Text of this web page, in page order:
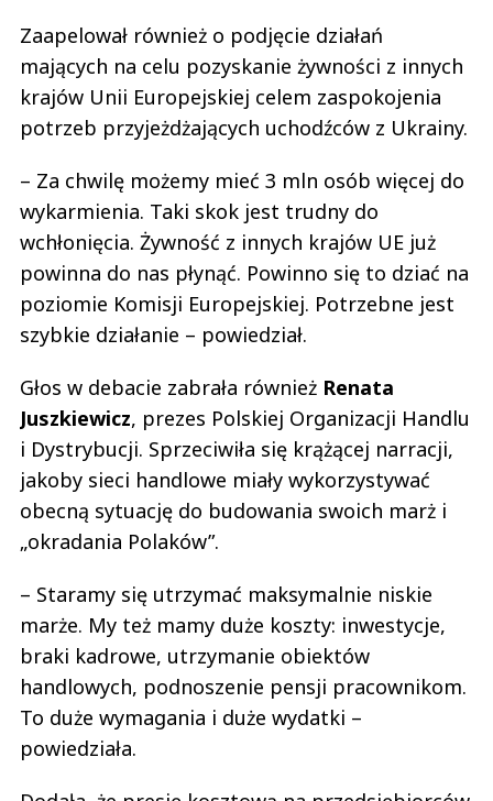
Zaapelował również o podjęcie działań
mających na celu pozyskanie żywności z innych
krajów Unii Europejskiej celem zaspokojenia
potrzeb przyjeżdżających uchodźców z Ukrainy.
– Za chwilę możemy mieć 3 mln osób więcej do
wykarmienia. Taki skok jest trudny do
wchłonięcia. Żywność z innych krajów UE już
powinna do nas płynąć. Powinno się to dziać na
poziomie Komisji Europejskiej. Potrzebne jest
szybkie działanie – powiedział.
Głos w debacie zabrała również Renata
Juszkiewicz, prezes Polskiej Organizacji Handlu
i Dystrybucji. Sprzeciwiła się krążącej narracji,
jakoby sieci handlowe miały wykorzystywać
obecną sytuację do budowania swoich marż i
„okradania Polaków”.
– Staramy się utrzymać maksymalnie niskie
marże. My też mamy duże koszty: inwestycje,
braki kadrowe, utrzymanie obiektów
handlowych, podnoszenie pensji pracownikom.
To duże wymagania i duże wydatki –
powiedziała.